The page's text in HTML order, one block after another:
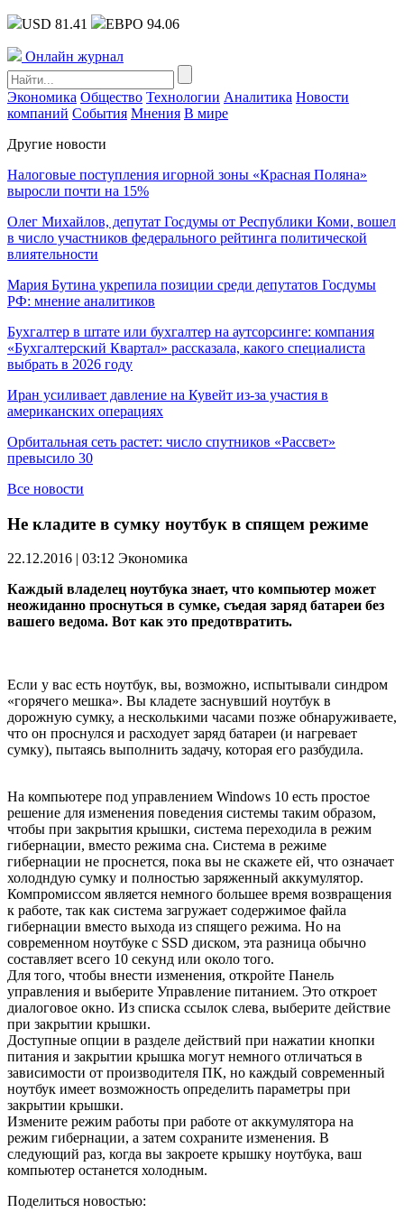
USD 81.41 ЕВРО 94.06
Онлайн журнал
Экономика Общество Технологии Аналитика Новости
компаний События Мнения В мире
Другие новости
Налоговые поступления игорной зоны «Красная Поляна»
выросли почти на 15%
Олег Михайлов, депутат Госдумы от Республики Коми, вошел
в число участников федерального рейтинга политической
влиятельности
Мария Бутина укрепила позиции среди депутатов Госдумы
РФ: мнение аналитиков
Бухгалтер в штате или бухгалтер на аутсорсинге: компания
«Бухгалтерский Квартал» рассказала, какого специалиста
выбрать в 2026 году
Иран усиливает давление на Кувейт из-за участия в
американских операциях
Орбитальная сеть растет: число спутников «Рассвет»
превысило 30
Все новости
Не кладите в сумку ноутбук в спящем режиме
22.12.2016 | 03:12 Экономика
Каждый владелец ноутбука знает, что компьютер может
неожиданно проснуться в сумке, съедая заряд батареи без
вашего ведома. Вот как это предотвратить.
Если у вас есть ноутбук, вы, возможно, испытывали синдром
«горячего мешка». Вы кладете заснувший ноутбук в
дорожную сумку, а несколькими часами позже обнаруживаете,
что он проснулся и расходует заряд батареи (и нагревает
сумку), пытаясь выполнить задачу, которая его разбудила.
На компьютере под управлением Windows 10 есть простое
решение для изменения поведения системы таким образом,
чтобы при закрытия крышки, система переходила в режим
гибернации, вместо режима сна. Система в режиме
гибернации не проснется, пока вы не скажете ей, что означает
холодндую сумку и полностью заряженный аккумулятор.
Компромиссом является немного большее время возвращения
к работе, так как система загружает содержимое файла
гибернации вместо выхода из спящего режима. Но на
современном ноутбуке с SSD диском, эта разница обычно
составляет всего 10 секунд или около того.
Для того, чтобы внести изменения, откройте Панель
управления и выберите Управление питанием. Это откроет
диалоговое окно. Из списка ссылок слева, выберите действие
при закрытии крышки.
Доступные опции в разделе действий при нажатии кнопки
питания и закрытии крышка могут немного отличаться в
зависимости от производителя ПК, но каждый современный
ноутбук имеет возможность определить параметры при
закрытии крышки.
Измените режим работы при работе от аккумулятора на
режим гибернации, а затем сохраните изменения. В
следующий раз, когда вы закроете крышку ноутбука, ваш
компьютер останется холодным.
Поделиться новостью: